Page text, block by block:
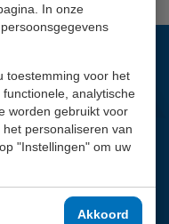
In onze
toestemming voor het
analytische
worden gebruikt voor
personaliseren van
"Instellingen" om uw
Akkoord